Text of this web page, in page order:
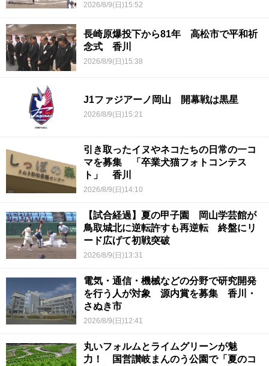
2026/8/9(日)15:52
長崎原爆投下から81年 高松市で平和祈
念式 香川
2026/8/9(日)15:38
J1ファジアーノ岡山 開幕戦は黒星
2026/8/9(日)15:21
引き取ったイヌやネコたちの日常の一コ
マを募集 「卒業犬猫フォトコンテス
ト」 香川
2026/8/9(日)14:10
【試合経過】夏の甲子園 岡山学芸館が
鳥取城北に逆転許すも再逆転 終盤にリ
ード広げて初戦突破
2026/8/9(日)13:31
電気・通信・機械などの分野で研究開発
を行う人が対象 源内賞を募集 香川・
さぬき市
2026/8/9(日)12:41
丸いフォルムとライムグリーンが魅
力！ 国営讃岐まんのう公園で「夏のコ